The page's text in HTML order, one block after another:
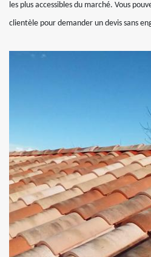
les plus accessibles du marché. Vous
clientèle pour demander un devis sans